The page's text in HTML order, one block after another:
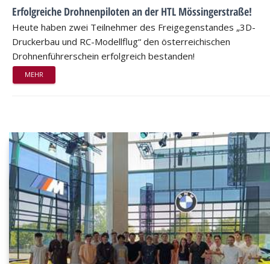
Erfolgreiche Drohnenpiloten an der HTL Mössingerstraße!
Heute haben zwei Teilnehmer des Freigegenstandes „3D-
Druckerbau und RC-Modellflug“ den österreichischen
Drohnenführerschein erfolgreich bestanden!
MEHR